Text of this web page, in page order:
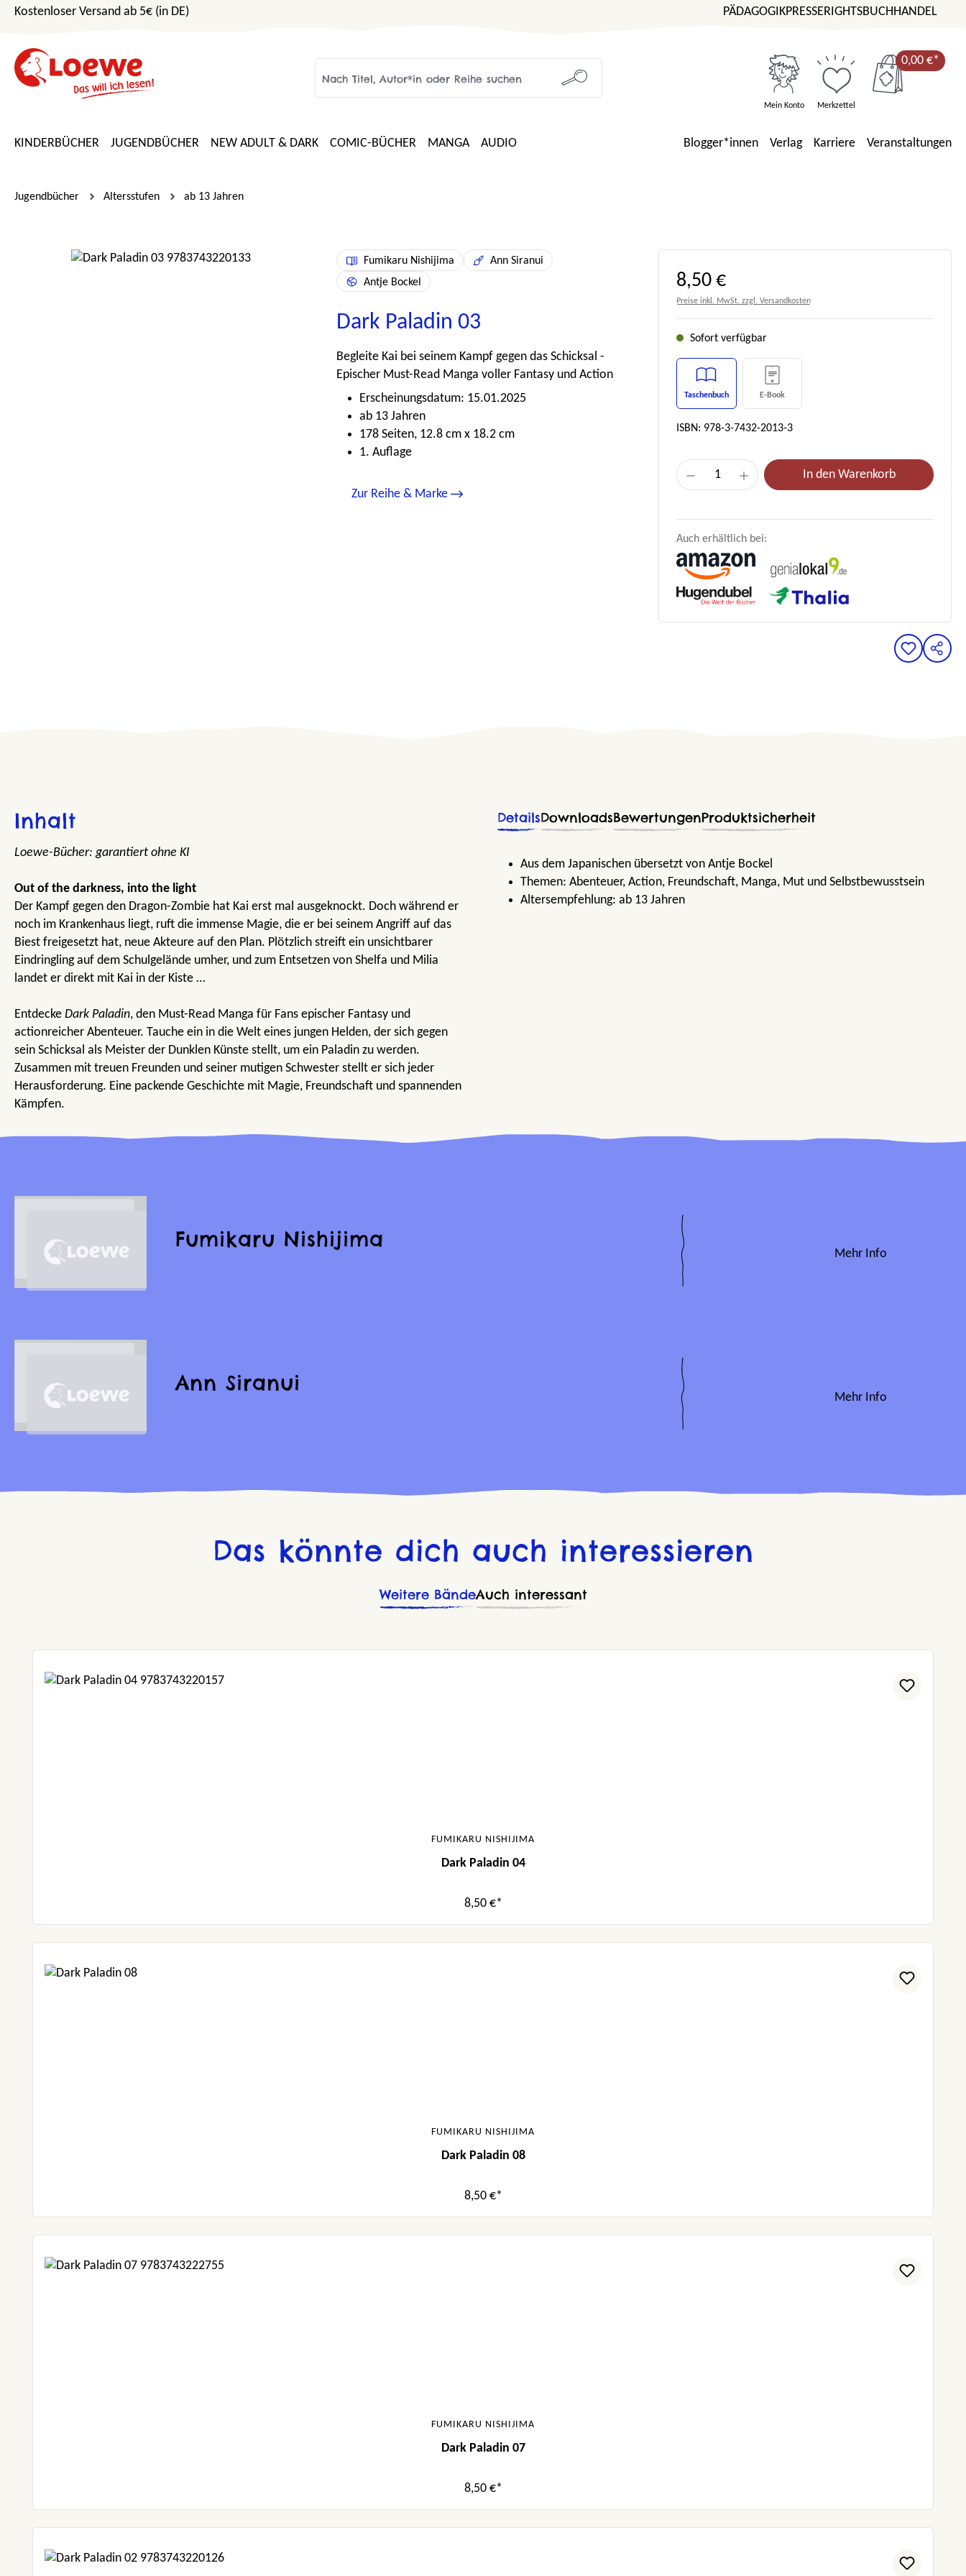
Hauptinhalt springen
Zur Suche springen
Zur Hauptnavigation springen
Kostenloser Versand ab 5€ (in DE) PÄDAGOGIKPRESSERIGHTSBUCHHANDEL
Mein Konto Merkzettel
0,00 €*
KINDERBÜCHER JUGENDBÜCHER NEW ADULT & DARK COMIC-BÜCHER MANGA AUDIO Blogger*innen Verlag Karriere Veranstaltungen
Jugendbücher Altersstufen ab 13 Jahren
Bildergalerie überspringen Fumikaru Nishijima
Ann Siranui
Antje Bockel
Dark Paladin 03
Begleite Kai bei seinem Kampf gegen das Schicksal -
Epischer Must-Read Manga voller Fantasy und Action
Erscheinungsdatum: 15.01.2025
ab 13 Jahren
178 Seiten, 12.8 cm x 18.2 cm
1. Auflage
Zur Reihe & Marke
Regulärer Preis:
8,50 €
Preise inkl. MwSt. zzgl. Versandkosten
Sofort verfügbar
Taschenbuch E-Book
ISBN: 978-3-7432-2013-3
Produkt Anzahl: Gib den gewünschten
In den Warenkorb
Auch erhältlich bei:
Inhalt
Loewe-Bücher: garantiert ohne KI
Out of the darkness, into the light
Der Kampf gegen den Dragon-Zombie hat Kai erst mal ausgeknockt. Doch während er
noch im Krankenhaus liegt, ruft die immense Magie, die er bei seinem Angriff auf das
Biest freigesetzt hat, neue Akteure auf den Plan. Plötzlich streift ein unsichtbarer
Eindringling auf dem Schulgelände umher, und zum Entsetzen von Shelfa und Milia
landet er direkt mit Kai in der Kiste …
Entdecke Dark Paladin, den Must-Read Manga für Fans epischer Fantasy und
actionreicher Abenteuer. Tauche ein in die Welt eines jungen Helden, der sich gegen
sein Schicksal als Meister der Dunklen Künste stellt, um ein Paladin zu werden.
Zusammen mit treuen Freunden und seiner mutigen Schwester stellt er sich jeder
Herausforderung. Eine packende Geschichte mit Magie, Freundschaft und spannenden
Kämpfen.
DetailsDownloadsBewertungenProduktsicherheit
Aus dem Japanischen übersetzt von Antje Bockel
Themen: Abenteuer, Action, Freundschaft, Manga, Mut und Selbstbewusstsein
Altersempfehlung: ab 13 Jahren
Fumikaru Nishijima
Mehr Info
Ann Siranui
Mehr Info
Das könnte dich auch interessieren
Weitere BändeAuch interessant
FUMIKARU NISHIJIMA
Dark Paladin 04
8,50 €*
FUMIKARU NISHIJIMA
Dark Paladin 08
8,50 €*
FUMIKARU NISHIJIMA
Dark Paladin 07
8,50 €*